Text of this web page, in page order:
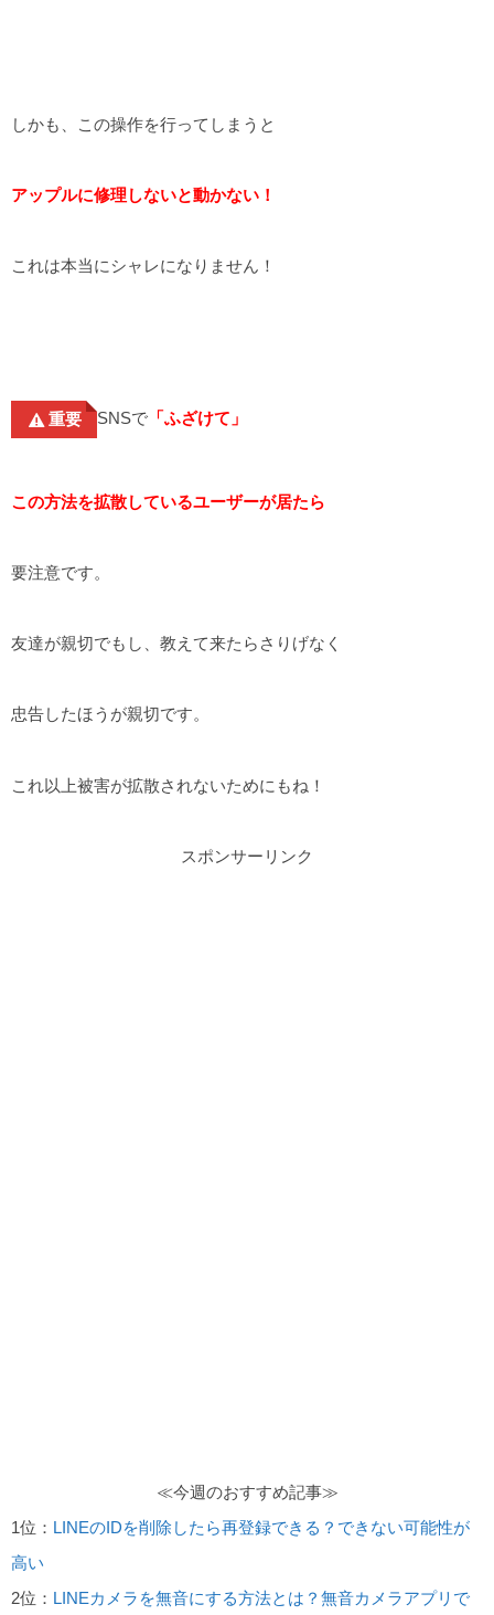
しかも、この操作を行ってしまうと
アップルに修理しないと動かない！
これは本当にシャレになりません！
重要 SNSで「ふざけて」
この方法を拡散しているユーザーが居たら
要注意です。
友達が親切でもし、教えて来たらさりげなく
忠告したほうが親切です。
これ以上被害が拡散されないためにもね！
スポンサーリンク
≪今週のおすすめ記事≫
1位： LINEのIDを削除したら再登録できる？できない可能性が
高い
2位： LINEカメラを無音にする方法とは？無音カメラアプリで